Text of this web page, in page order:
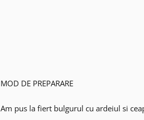
MOD DE PREPARARE
Am pus la fiert bulgurul cu ardeiul si